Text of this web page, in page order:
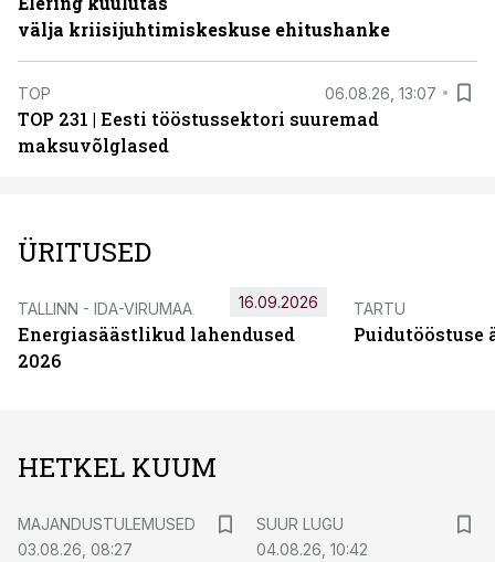
välja kriisijuhtimiskeskuse ehitushanke
TOP 06.08.26, 13:07
TOP 231 | Eesti tööstussektori suuremad
maksuvõlglased
ÜRITUSED
TALLINN - IDA-VIRUMAA
Energiasäästlikud lahendused
2026
16.09.2026 TARTU
Puidutööstuse
HETKEL KUUM
MAJANDUSTULEMUSED
03.08.26, 08:27
SUUR LUGU
04.08.26, 10:42